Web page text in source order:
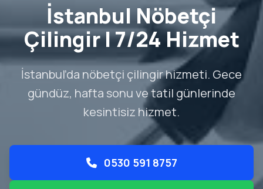
İstanbul Nöbetçi
Çilingir | 7/24 Hizmet
İstanbul’da nöbetçi çilingir hizmeti. Gece
gündüz, hafta sonu ve tatil günlerinde
kesintisiz hizmet.
0530 591 8757